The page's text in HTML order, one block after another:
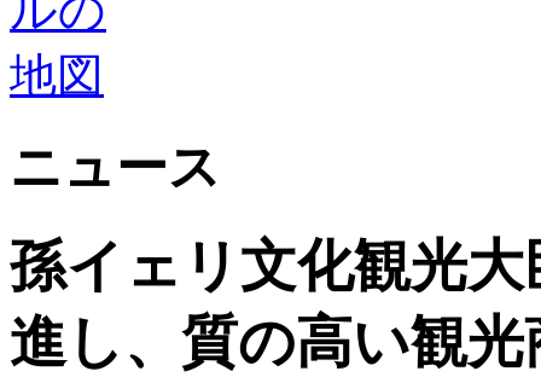
ニュース
孫イェリ文化観光
進し、質の高い観